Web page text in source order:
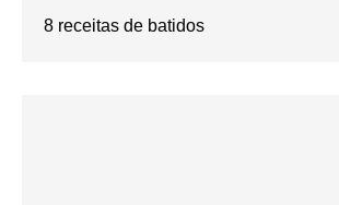
8 receitas de batidos